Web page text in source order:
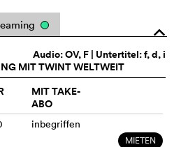
o
Audio:OV, F | Untertitel: f, d, i
MIT TWINT WELTWEIT
MIT TAKE-
ABO
inbegriffen
MIETEN